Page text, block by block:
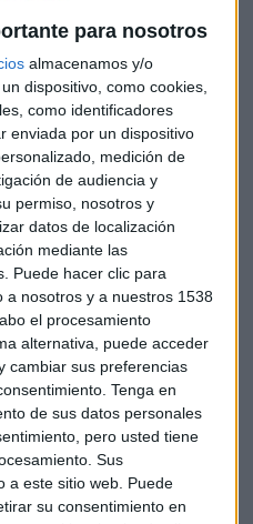
para nosotros
almacenamos y/o
dispositivo, como cookies,
como identificadores
enviada por un dispositivo
medición de
de audiencia y
permiso, nosotros y
datos de localización
mediante las
Puede hacer clic para
nosotros y a nuestros 1538
el procesamiento
alternativa, puede acceder
cambiar sus preferencias
Tenga en
de sus datos personales
pero usted tiene
Sus
a este sitio web. Puede
su consentimiento en
de comprarlo nos
lo más adaptada posible
Este aspecto es
devalorar la comodidad
y también su manejo.
a la hora de comprar
accesorios en
el producto
antes de comprarlo,
parecidas a
uso. Es por lo tanto un
un nuevo objeto
ello medir su resistencia, su
en aparatos que deban
que vayamos a tener